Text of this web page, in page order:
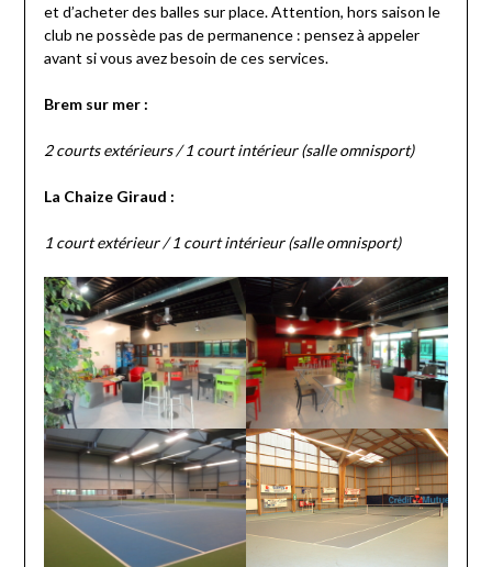
et d’acheter des balles sur place. Attention, hors saison le
club ne possède pas de permanence : pensez à appeler
avant si vous avez besoin de ces services.
Brem sur mer :
2 courts extérieurs / 1 court intérieur (salle omnisport)
La Chaize Giraud :
1 court extérieur / 1 court intérieur (salle omnisport)